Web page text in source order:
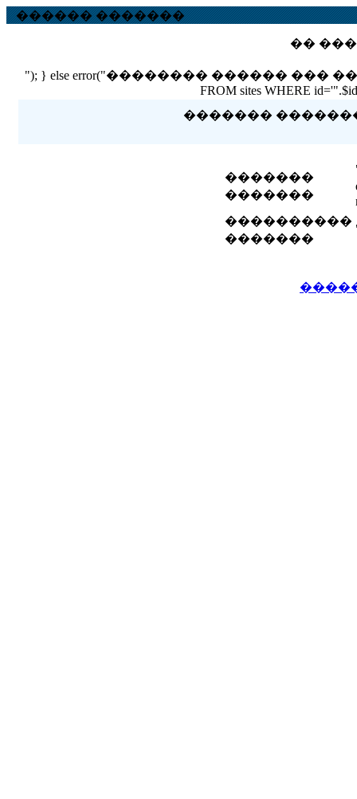
������ �������
��
"); } else error("�������� ������ ��� ������
FROM sites WHERE
�������
�������
�������
����������
�������